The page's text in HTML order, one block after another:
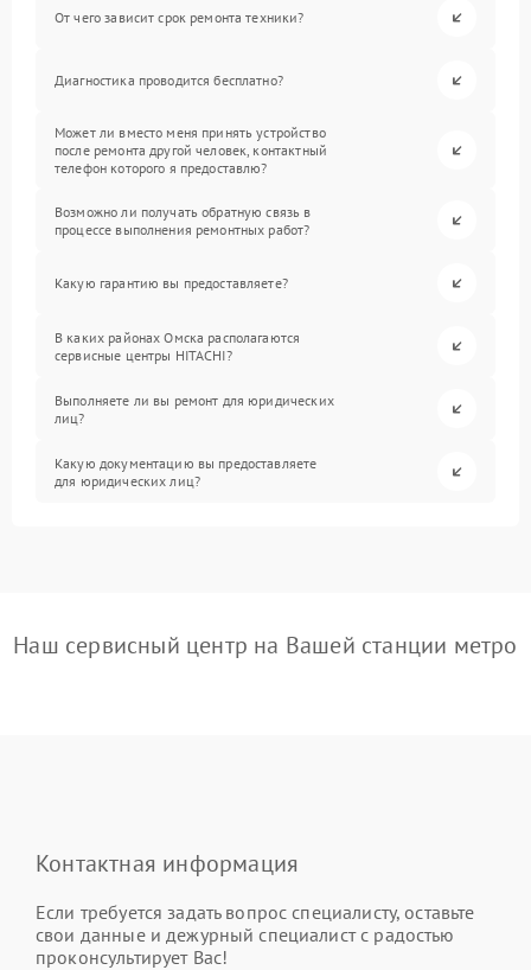
От чего зависит срок ремонта техники?
Диагностика проводится бесплатно?
Может ли вместо меня принять устройство
после ремонта другой человек, контактный
телефон которого я предоставлю?
Возможно ли получать обратную связь в
процессе выполнения ремонтных работ?
Какую гарантию вы предоставляете?
В каких районах Омска располагаются
сервисные центры HITACHI?
Выполняете ли вы ремонт для юридических
лиц?
Какую документацию вы предоставляете
для юридических лиц?
Наш сервисный центр на Вашей станции метро
Контактная информация
Если требуется задать вопрос специалисту, оставьте
свои данные и дежурный специалист с радостью
проконсультирует Вас!